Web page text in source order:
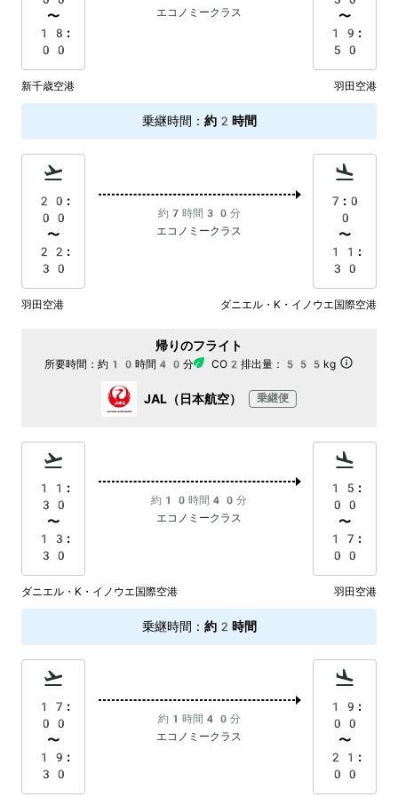
〜
18:
00
エコノミークラス
〜
19:
50
新千歳空港 羽田空港
乗継時間 ： 約2時間
20:
00
〜
22:
30
約7時間30分
エコノミークラス
7:0
0
〜
11:
30
羽田空港 ダニエル・K・イノウエ国際空港
帰りのフライト
所要時間： 約10時間40分 CO2排出量： 555kg
JAL（日本航空） 乗継便
11:
30
〜
13:
30
約10時間40分
エコノミークラス
15:
00
〜
17:
00
ダニエル・K・イノウエ国際空港 羽田空港
乗継時間 ： 約2時間
17:
00
〜
19:
30
約1時間40分
エコノミークラス
19:
00
〜
21:
00